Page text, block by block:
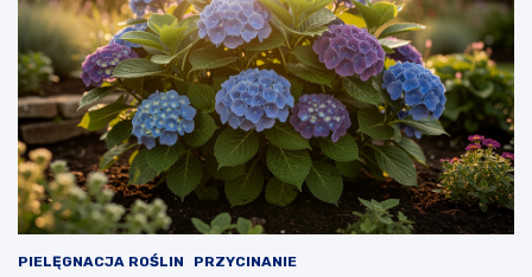
w
a
n
i
e
?
PIELĘGNACJA ROŚLIN PRZYCINANIE